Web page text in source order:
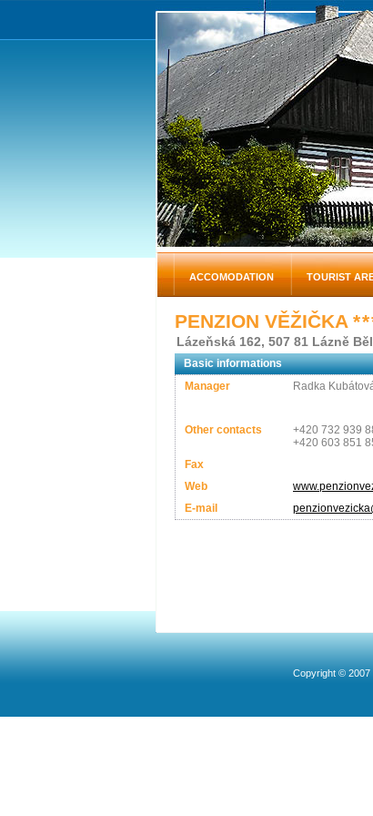
PENZION VĚŽIČKA * *
Lázeňská 162, 507 81 Lázně
Basic informations
Manager
Radka
Other contacts
+420 732 939
+420 603 851
Fax
Web
E-mail
ACCOMODATION TOURIST
Copyright © 2007